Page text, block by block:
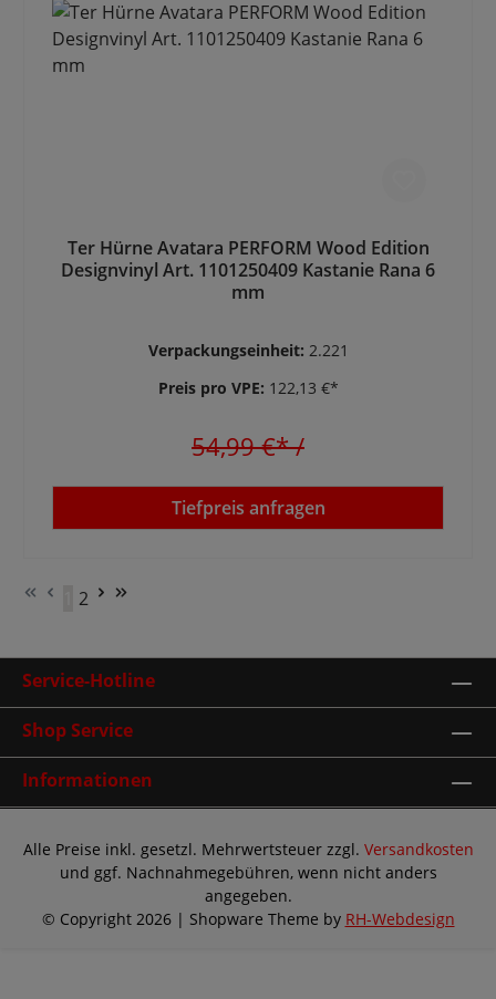
Ter Hürne Avatara PERFORM Wood Edition
Designvinyl Art. 1101250409 Kastanie Rana 6
mm
Verpackungseinheit: 2.221
Preis pro VPE: 122,13 €*
54,99 €*/
Tiefpreis anfragen
Seite
Seite
2
Service-Hotline
Shop Service
Informationen
Alle Preise inkl. gesetzl. Mehrwertsteuer zzgl. Versandkosten
und ggf. Nachnahmegebühren, wenn nicht anders
angegeben.
© Copyright 2026 | Shopware Theme by RH-Webdesign